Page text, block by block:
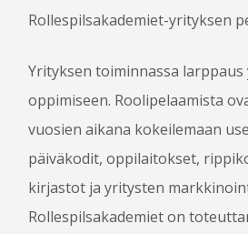
PROPPINÄYTTELY
KÄVIJÄLLE
TAPAHTUMAPAIKKA JA
Rollespilsakademiet-yrityksen
Yrityksen toiminnassa larppaus
oppimiseen. Roolipelaamista
vuosien aikana kokeilemaan
päiväkodit, oppilaitokset,
kirjastot ja yritysten
Rollespilsakademiet on